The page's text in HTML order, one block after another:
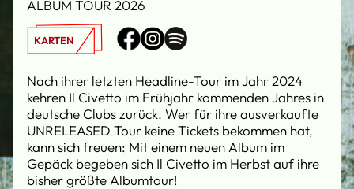
ALBUM TOUR 2026
KARTEN
Nach ihrer letzten Headline-Tour im Jahr 2024
kehren Il Civetto im Frühjahr kommenden Jahres in
deutsche Clubs zurück. Wer für ihre ausverkaufte
UNRELEASED Tour keine Tickets bekommen hat,
kann sich freuen: Mit einem neuen Album im
Gepäck begeben sich Il Civetto im Herbst auf ihre
bisher größte Albumtour!